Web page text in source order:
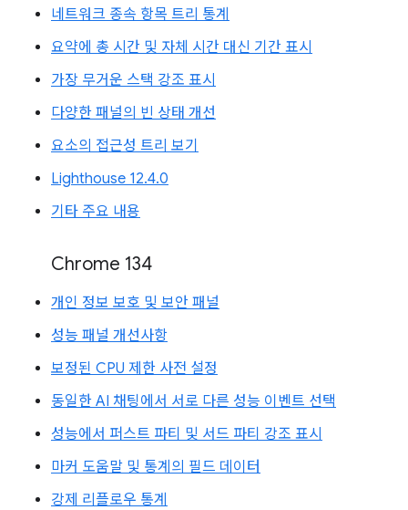
네트워크 종속 항목 트리 통계
요약에 총 시간 및 자체 시간 대신 기간 표시
가장 무거운 스택 강조 표시
다양한 패널의 빈 상태 개선
요소의 접근성 트리 보기
Lighthouse 12.4.0
기타 주요 내용
Chrome 134
개인 정보 보호 및 보안 패널
성능 패널 개선사항
보정된 CPU 제한 사전 설정
동일한 AI 채팅에서 서로 다른 성능 이벤트 선택
성능에서 퍼스트 파티 및 서드 파티 강조 표시
마커 도움말 및 통계의 필드 데이터
강제 리플로우 통계